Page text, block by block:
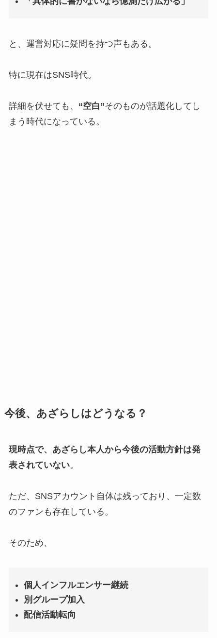
と、運営対応に疑問を持つ声もある。
特に現在はSNS時代。
詳細を伏せても、 “空白”そのものが話題化してし
まう時代になっている。
今後、あざらしはどうなる？
現時点で、あざらし本人から今後の活動方針は発
表されていない。
ただ、SNSアカウント自体は残っており、一定数
のファンも存在している。
そのため、
個人インフルエンサー継続
別グループ加入
配信活動転向